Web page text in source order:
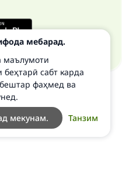
мебарад.
маълумоти
сабт карда
фаҳмед ва
Танзим
мекунам.